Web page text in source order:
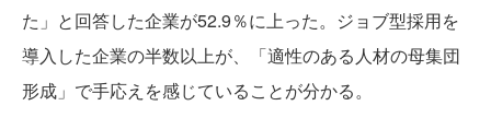
た」と回答した企業が52.9％に上った。ジョブ型採用を
導入した企業の半数以上が、「適性のある人材の母集団
形成」で手応えを感じていることが分かる。